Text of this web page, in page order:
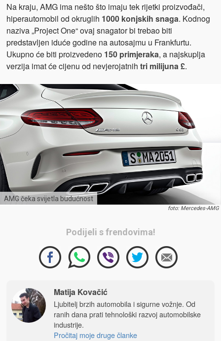
Na kraju, AMG ima nešto što imaju tek rijetki proizvođači,
hiperautomobil od okruglih 1000 konjskih snaga. Kodnog
naziva „Project One“ ovaj snagator bi trebao biti
predstavljen iduće godine na autosajmu u Frankfurtu.
Ukupno će biti proizvedeno 150 primjeraka, a najskuplja
verzija imat će cijenu od nevjerojatnih tri milijuna £.
AMG čeka svijetla budućnost
foto: Mercedes-AMG
Podijeli s frendovima!
Matija Kovačić
Ljubitelj brzih automobila i sigurne vožnje. Od
ranih dana prati tehnološki razvoj automobilske
industrije.
Pročitaj moje druge članke